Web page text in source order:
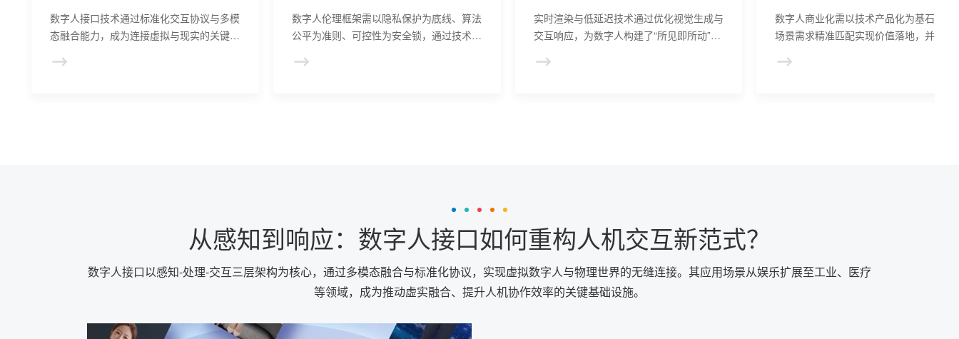
数字人接口技术通过标准化交互协议与多模
态融合能力，成为连接虚拟与现实的关键基
拓展了其在娱乐、教育、医疗、工业等领域
与风险制动
数字人伦理框架需以隐私保护为底线、算法
公平为准则、可控性为安全锁，通过技术
据审计、伦理审查）协同，构建“技术向善”
公里”
实时渲染与低延迟技术通过优化视觉生成与
交互响应，为数字人构建了“所见即所动”的
优化、网络切片等创新，突破复杂场景下的
数字人商业化需以技术产品化为基石，通
场景需求精准匹配实现价值落地，并依托
态。未来需进一步打通数据孤岛、优化成
从感知到响应：数字人接口如何重构人机交互新范式？
数字人接口以感知-处理-交互三层架构为核心，通过多模态融合与标准化协议，实现虚拟数字人与物理世界的无缝连接。其应用场景从娱乐扩展至工业、医疗
等领域，成为推动虚实融合、提升人机协作效率的关键基础设施。